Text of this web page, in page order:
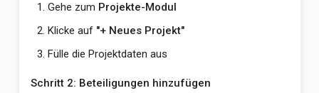
Gehe zum Projekte-Modul
Klicke auf "+ Neues Projekt"
Fülle die Projektdaten aus
Schritt 2: Beteiligungen hinzufügen